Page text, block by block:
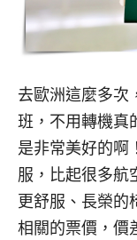
去歐洲這麼多次
班，不用轉機真
是非常美好的啊
服，比起很多航
更舒服、長榮的
相關的票價，價